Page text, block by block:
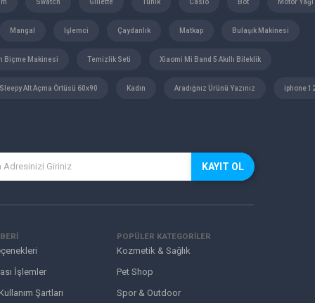
Swatch Gillette Tunik Casio Bot Motor Yağı
Mangal İşlemci Çaydanlık Matkap Bulaşık Makinesi
Biçme Makinesi Temizlik Seti Xiaomi Mi Band 5 Akıllı Bileklik
Sleepy Alt Açma Örtüsü 60x90 Kadın Aradığnız Ürünü Yazınız iphone
KAYIT OL
İşlemler
Şartları
POPÜLER KATEGORİLER
Kozmetik & Sağlık
Pet Shop
Spor & Outdoor